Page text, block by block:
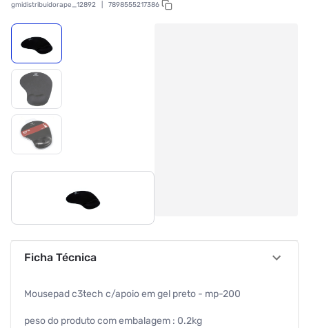
gmidistribuidorape_12892 7898555217386
Ficha Técnica
Mousepad c3tech c/apoio em gel preto - mp-200
peso do produto com embalagem : 0.2kg